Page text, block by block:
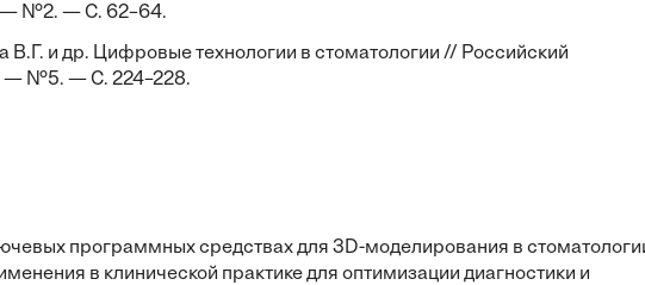
— №2. — С. 62–64.
В.Г. и др. Цифровые технологии в стоматологии // Российский
— №5. — С. 224–228.
программных средствах для 3D-моделирования в
в клинической практике для оптимизации диагностики и